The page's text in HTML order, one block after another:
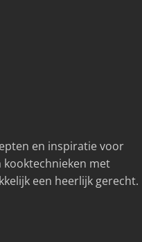
en inspiratie voor
kooktechnieken met
een heerlijk gerecht.